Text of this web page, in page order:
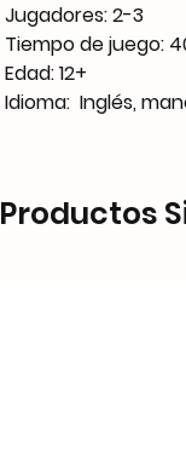
Jugadores: 2-3
Tiempo de juego:
Edad: 12+
Idioma: Inglés,
Productos